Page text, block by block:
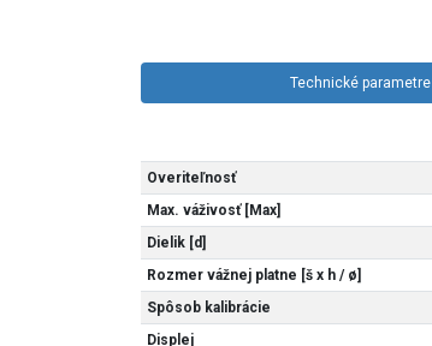
Technické parametre
Overiteľnosť
Max. váživosť [Max]
Dielik [d]
Rozmer vážnej platne [š x h / ø]
Spôsob kalibrácie
Displej